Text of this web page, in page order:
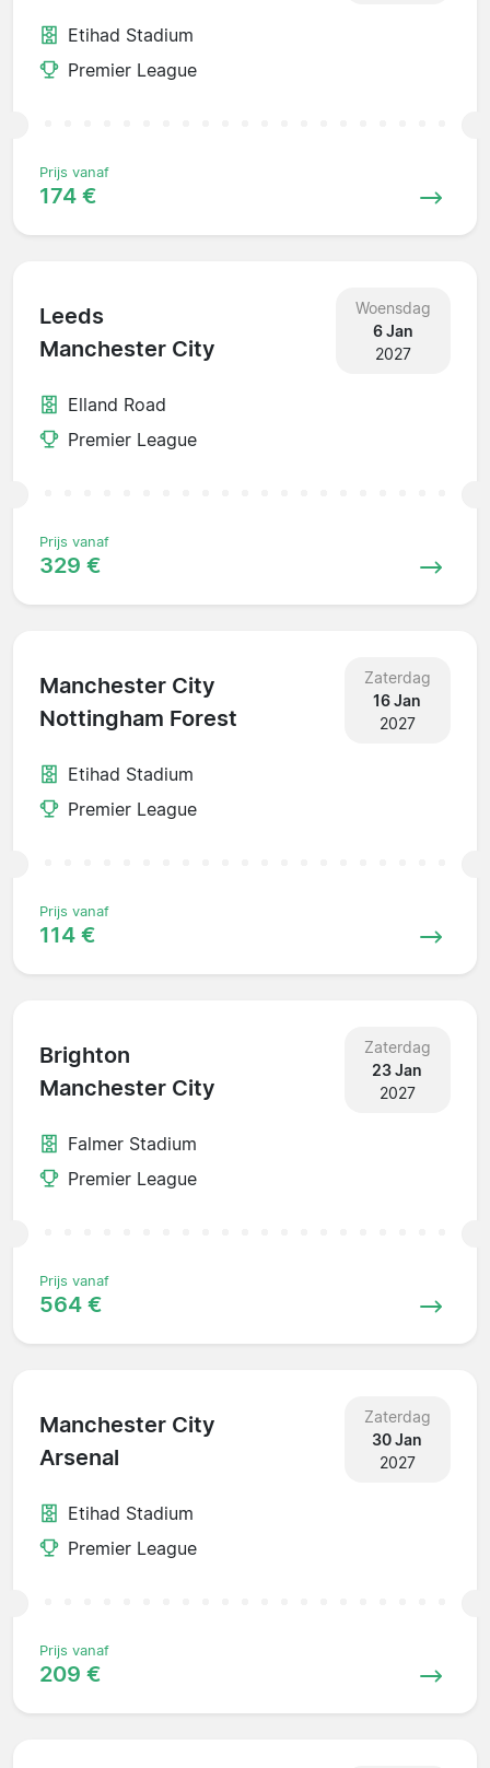
Etihad Stadium
Premier League
Prijs vanaf
174 €
Leeds
Manchester City
Woensdag
6 Jan
2027
Elland Road
Premier League
Prijs vanaf
329 €
Manchester City
Nottingham Forest
Zaterdag
16 Jan
2027
Etihad Stadium
Premier League
Prijs vanaf
114 €
Brighton
Manchester City
Zaterdag
23 Jan
2027
Falmer Stadium
Premier League
Prijs vanaf
564 €
Manchester City
Arsenal
Zaterdag
30 Jan
2027
Etihad Stadium
Premier League
Prijs vanaf
209 €